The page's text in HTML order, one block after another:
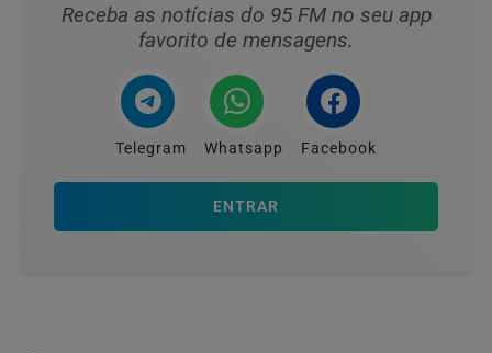
Receba as notícias do 95 FM no seu app
favorito de mensagens.
Telegram Whatsapp Facebook
ENTRAR